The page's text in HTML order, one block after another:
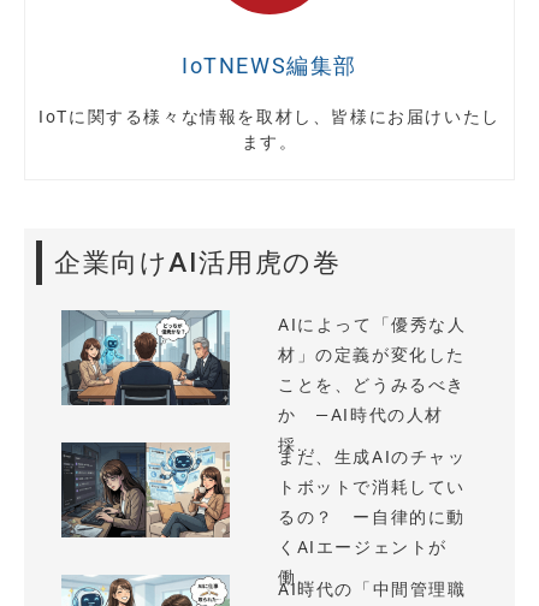
IoTNEWS編集部
IoTに関する様々な情報を取材し、皆様にお届けいたし
ます。
企業向けAI活用虎の巻
AIによって「優秀な人
材」の定義が変化した
ことを、どうみるべき
か —AI時代の人材
採...
まだ、生成AIのチャッ
トボットで消耗してい
るの？ ー自律的に動
くAIエージェントが
働...
AI時代の「中間管理職